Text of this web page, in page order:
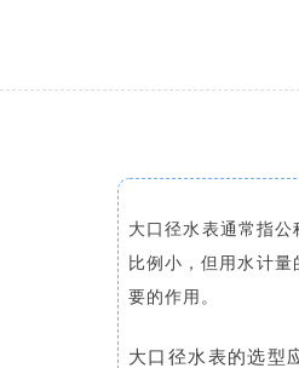
大口径水表通常指
比例小，但用水计
要的作用。
大口径水表的选型